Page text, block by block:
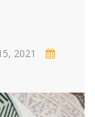
Toyuqlar
2021